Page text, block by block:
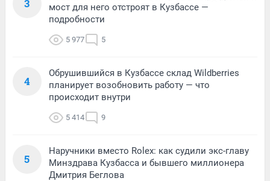
3
мост для него отстроят в Кузбассе —
подробности
5 977 5
4
Обрушившийся в Кузбассе склад Wildberries
планирует возобновить работу — что
происходит внутри
5 414 9
5
Наручники вместо Rolex: как судили экс-главу
Минздрава Кузбасса и бывшего миллионера
Дмитрия Беглова